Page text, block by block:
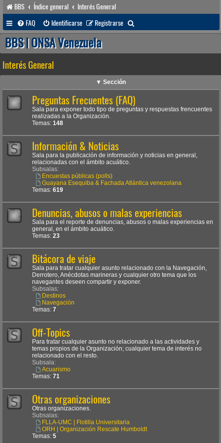
BBS Índice general
Interés General
FAQ
Identificarse Registrarse
u
a
r
BBS | ONSA Venezuela
Interés General
▼ Sección
Preguntas Frecuentes (FAQ)
Sala para exponer todo tipo de preguntas y respuestas frencuentes
realizadas a la Organización.
Temas: 148
Información & Noticias
Sala para la publicación de información y noticias en general,
relacionadas con el ámbito acuático.
Subsalas:
Encuestas públicas (polls)
Guayana Esequiba & Fachada Atlántica venezolana
Temas: 619
Denuncias, abusos o malas experiencias
Sala para el reporte de denuncias, abusos o malas experiencias en
general, en el ámbito acuático.
Temas: 23
Bitácora de viaje
Sala para tratar cualquier asunto relacionado con la Navegación,
Derrotero, Anécdotas marineras y cualquier otro tema que los
navegantes deseen compartir y exponer.
Subsalas:
Destinos
Navegación
Temas: 7
Off-Topics
Para tratar cualquier asunto no relacionado a las actividades y
temas propios de la Organización; cualquier tema de interés no
relacionado con el resto.
Subsala:
Acuarismo
Temas: 71
Otras organizaciones
Otras organizaciones.
Subsalas:
FLLA-UMC | Flotilla Universitaria
ORH | Organización Rescate Humboldt
Temas: 5